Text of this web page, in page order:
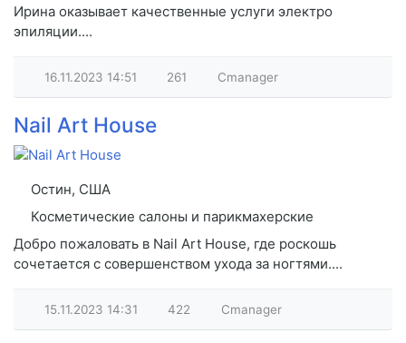
Ирина оказывает качественные услуги электро
эпиляции....
16.11.2023 14:51 261 Cmanager
Nail Art House
Остин, США
Косметические салоны и парикмахерские
Добро пожаловать в Nail Art House, где роскошь
сочетается с совершенством ухода за ногтями....
15.11.2023 14:31 422 Cmanager